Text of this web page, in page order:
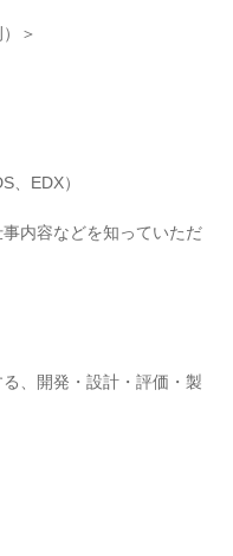
＞
、EDX）
内容などを知っていただ
、開発・設計・評価・製